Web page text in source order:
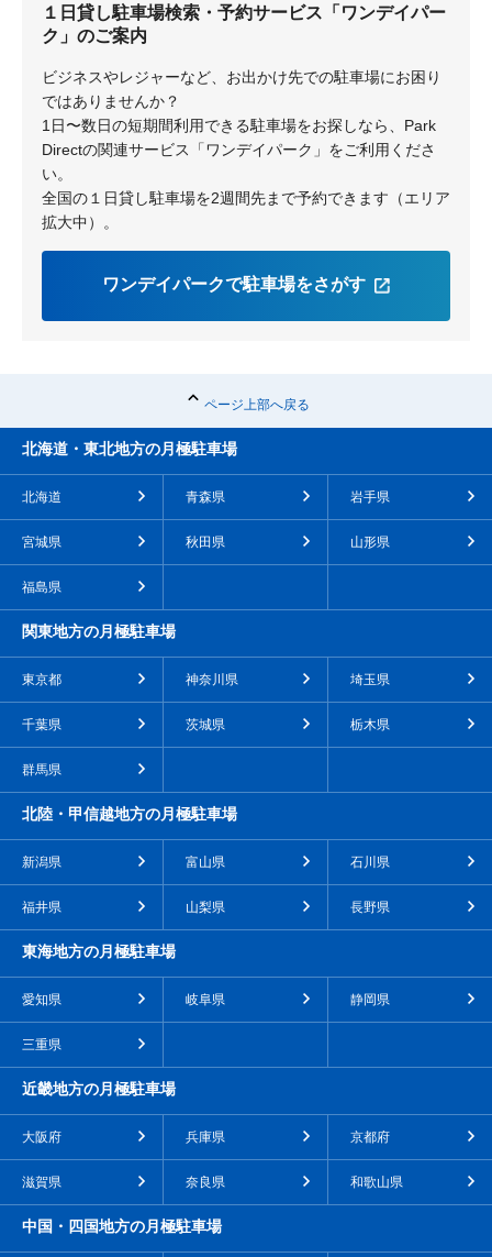
巽ヶ丘 白沢
１日貸し駐車場検索・予約サービス「ワンデイパー
ク」のご案内
ビジネスやレジャーなど、お出かけ先での駐車場にお困り
ではありませんか？
1日〜数日の短期間利用できる駐車場をお探しなら、Park
Directの関連サービス「ワンデイパーク」をご利用くださ
い。
全国の１日貸し駐車場を2週間先まで予約できます（エリア
拡大中）。
ワンデイパークで駐車場をさがす
ページ上部へ戻る
北海道・東北地方の月極駐車場
北海道 青森県 岩手県
宮城県 秋田県 山形県
福島県
関東地方の月極駐車場
東京都 神奈川県 埼玉県
千葉県 茨城県 栃木県
群馬県
北陸・甲信越地方の月極駐車場
新潟県 富山県 石川県
福井県 山梨県 長野県
東海地方の月極駐車場
愛知県 岐阜県 静岡県
三重県
近畿地方の月極駐車場
大阪府 兵庫県 京都府
滋賀県 奈良県 和歌山県
中国・四国地方の月極駐車場